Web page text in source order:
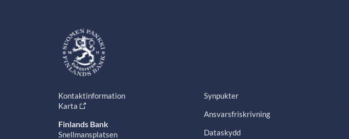
Kontaktinformation
Karta
Finlands Bank
Snellmansplatsen
Synpukter
Ansvarsfriskrivning
Dataskydd